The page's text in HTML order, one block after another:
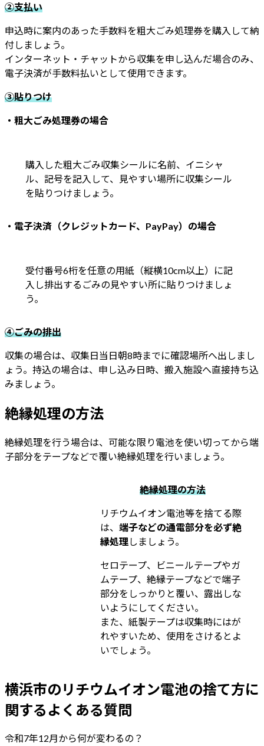
②支払い
申込時に案内のあった手数料を粗大ごみ処理券を購入して納
付しましょう。
インターネット・チャットから収集を申し込んだ場合のみ、
電子決済が手数料払いとして使用できます。
③貼りつけ
・粗大ごみ処理券の場合
購入した粗大ごみ収集シールに名前、イニシャ
ル、記号を記入して、見やすい場所に収集シール
を貼りつけましょう。
・電子決済（クレジットカード、PayPay）の場合
受付番号6桁を任意の用紙（縦横10cm以上）に記
入し排出するごみの見やすい所に貼りつけましょ
う。
④ごみの排出
収集の場合は、収集日当日朝8時までに確認場所へ出しまし
ょう。持込の場合は、申し込み日時、搬入施設へ直接持ち込
みましょう。
絶縁処理の方法
絶縁処理を行う場合は、可能な限り電池を使い切ってから端
子部分をテープなどで覆い絶縁処理を行いましょう。
絶縁処理の方法
リチウムイオン電池等を捨てる際
は、 端子などの通電部分を必ず絶
縁処理しましょう。
セロテープ、ビニールテープやガ
ムテープ、絶縁テープなどで端子
部分をしっかりと覆い、露出しな
いようにしてください。
また、紙製テープは収集時にはが
れやすいため、使用をさけるとよ
いでしょう。
横浜市のリチウムイオン電池の捨て方に
関するよくある質問
令和7年12月から何が変わるの？